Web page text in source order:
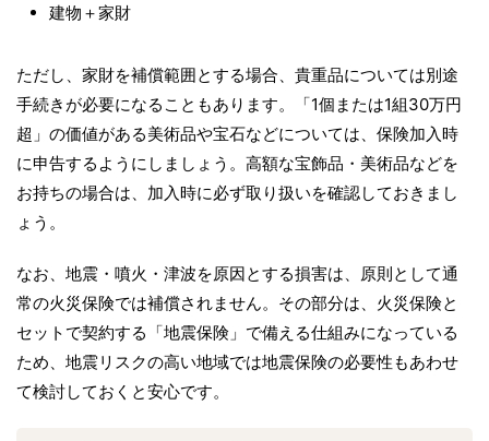
建物＋家財
ただし、家財を補償範囲とする場合、貴重品については別途
手続きが必要になることもあります。「1個または1組30万円
超」の価値がある美術品や宝石などについては、保険加入時
に申告するようにしましょう。高額な宝飾品・美術品などを
お持ちの場合は、加入時に必ず取り扱いを確認しておきまし
ょう。
なお、地震・噴火・津波を原因とする損害は、原則として通
常の火災保険では補償されません。その部分は、火災保険と
セットで契約する「地震保険」で備える仕組みになっている
ため、地震リスクの高い地域では地震保険の必要性もあわせ
て検討しておくと安心です。